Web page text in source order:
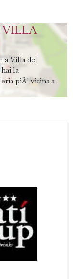
VILLA
a Villa del
la
piÃ¹ vicina a